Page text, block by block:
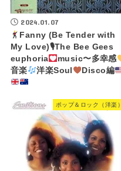
2024.01.07
Fanny (Be Tender with
My Love)🎙The Bee Gees
euphoria
music〜多幸感
音楽
洋楽Soul Disco編
ポップ＆ロック（洋楽）